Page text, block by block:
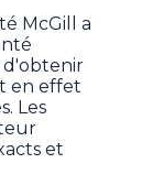
McGill a
d'obtenir
en effet
Les
et